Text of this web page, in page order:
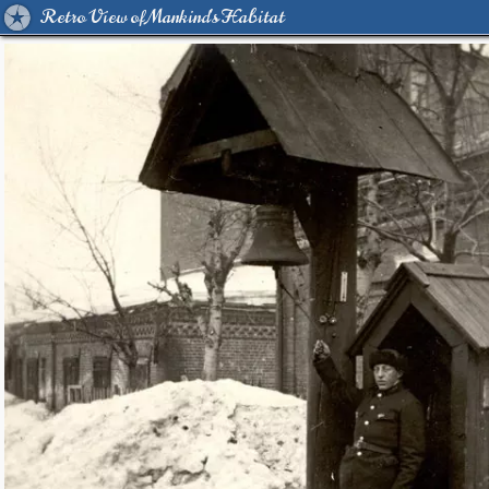
Retro View of Mankind's Habitat